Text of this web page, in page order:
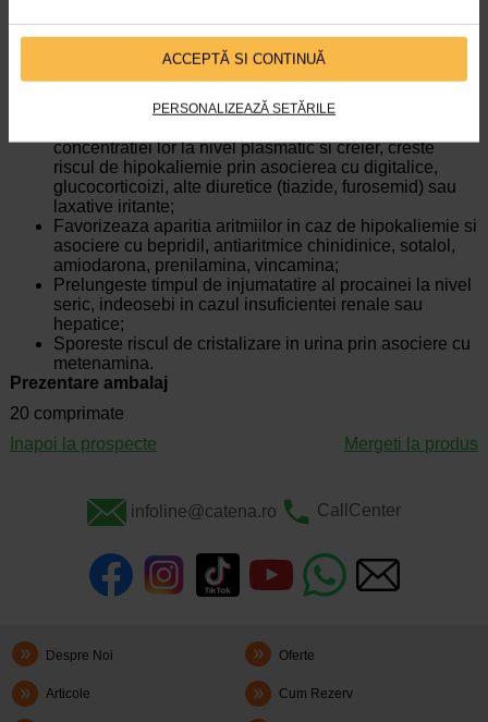
ACCEPTĂ SI CONTINUĂ
PERSONALIZEAZĂ SETĂRILE
Asemenea altor inhibitori ai anhidrazei carbonice,
acetazolamida reduce eficienta antidiabeticelor orale
eliminare a acestuia);
concentratiei lor la nivel plasmatic si creier, creste
riscul de hipokaliemie prin asocierea cu digitalice,
glucocorticoizi, alte diuretice (tiazide, furosemid) sau
laxative iritante;
Favorizeaza aparitia aritmiilor in caz de hipokaliemie si
asociere cu bepridil, antiaritmice chinidinice, sotalol,
amiodarona, prenilamina, vincamina;
Prelungeste timpul de injumatatire al procainei la nivel
seric, indeosebi in cazul insuficientei renale sau
hepatice;
Sporeste riscul de cristalizare in urina prin asociere cu
metenamina.
Prezentare ambalaj
20 comprimate
Inapoi la prospecte
Mergeti la produs
infoline@catena.ro CallCenter
Despre Noi Oferte
Articole Cum Rezerv